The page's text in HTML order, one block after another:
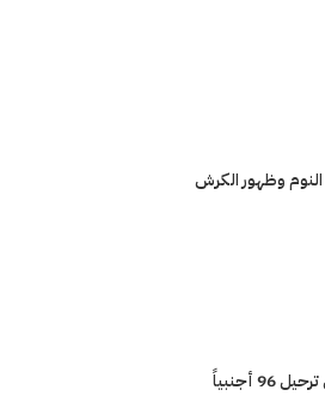
وظهور الكرش
أجنبياً